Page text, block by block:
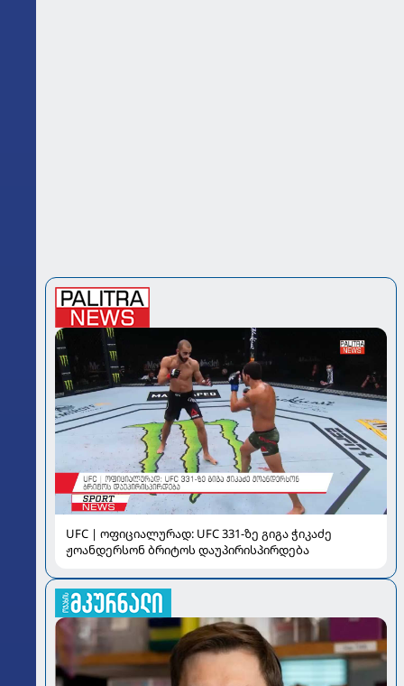
UFC | ოფიციალურად: UFC 331-ზე გიგა ჭიკაძე
ჟოანდერსონ ბრიტოს დაუპირისპირდება